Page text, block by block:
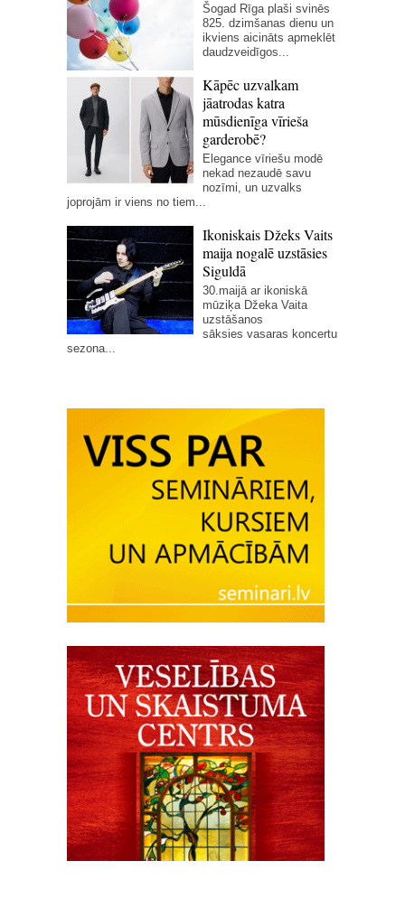
Šogad Rīga plaši svinēs
825. dzimšanas dienu un
ikviens aicināts apmeklēt
daudzveidīgos...
Kāpēc uzvalkam
jāatrodas katra
mūsdienīga vīrieša
garderobē?
Elegance vīriešu modē
nekad nezaudē savu
nozīmi, un uzvalks
joprojām ir viens no tiem...
Ikoniskais Džeks Vaits
maija nogalē uzstāsies
Siguldā
30.maijā ar ikoniskā
mūziķa Džeka Vaita
uzstāšanos
sāksies vasaras koncertu
sezona...